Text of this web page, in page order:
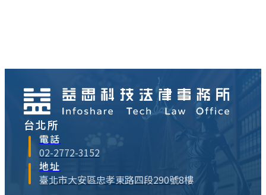
台北所
電話
02-2772-3152
地址
臺北市大安區忠孝東路四段290號8樓